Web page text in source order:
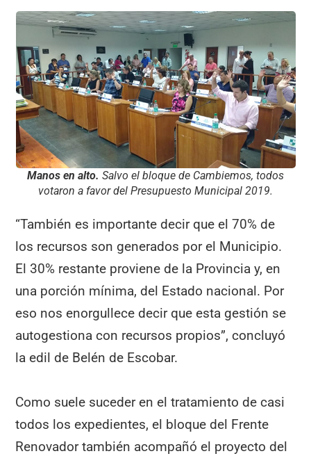
Manos en alto. Salvo el bloque de Cambiemos, todos
votaron a favor del Presupuesto Municipal 2019.
“También es importante decir que el 70% de
los recursos son generados por el Municipio.
El 30% restante proviene de la Provincia y, en
una porción mínima, del Estado nacional. Por
eso nos enorgullece decir que esta gestión se
autogestiona con recursos propios”, concluyó
la edil de Belén de Escobar.
Como suele suceder en el tratamiento de casi
todos los expedientes, el bloque del Frente
Renovador también acompañó el proyecto del